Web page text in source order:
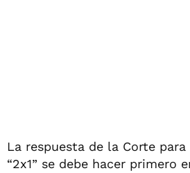
La respuesta de la Corte
“2x1” se debe hacer primero